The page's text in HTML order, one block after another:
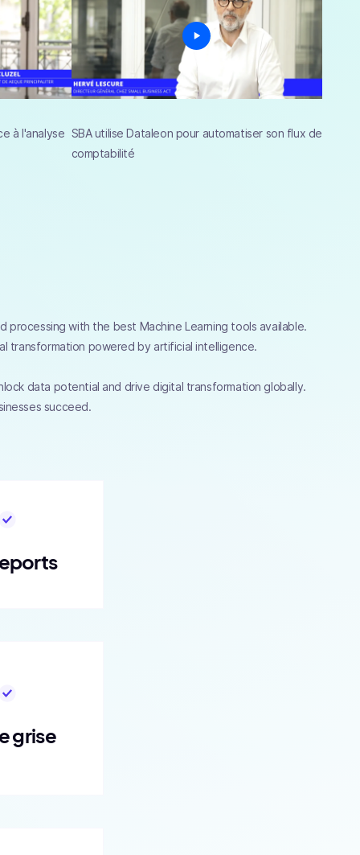
à l'analyse SBA utilise Dataleon pour automatiser son flux de
comptabilité
processing with the best Machine Learning tools available.
transformation powered by artificial intelligence.
data potential and drive digital transformation globally.
succeed.
grise